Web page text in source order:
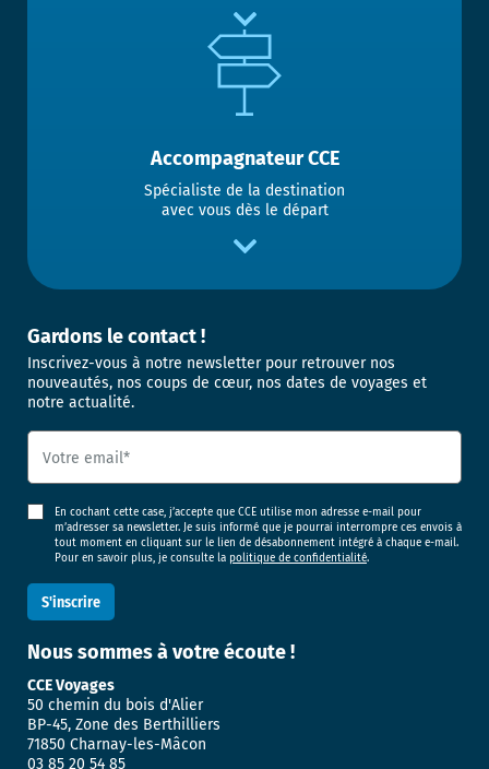
Accompagnateur CCE
Spécialiste de la destination
avec vous dès le départ
Gardons le contact !
Inscrivez-vous à notre newsletter pour retrouver nos
nouveautés, nos coups de cœur, nos dates de voyages et
notre actualité.
En cochant cette case, j’accepte que CCE utilise mon adresse e-mail pour
m’adresser sa newsletter. Je suis informé que je pourrai interrompre ces envois à
tout moment en cliquant sur le lien de désabonnement intégré à chaque e-mail.
Pour en savoir plus, je consulte la politique de confidentialité.
Nous sommesà votre écoute !
CCE Voyages
50 chemin du bois d'Alier
BP-45, Zone des Berthilliers
71850 Charnay-les-Mâcon
03 85 20 54 85